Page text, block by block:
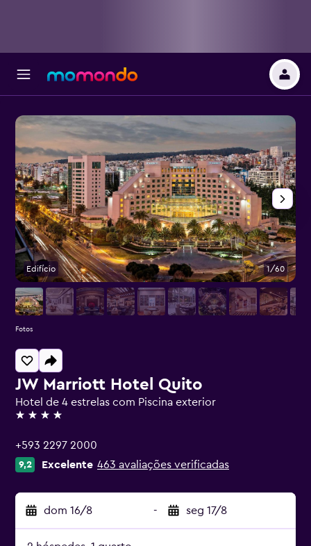
JW Marriott Hotel Quito
Hotel de 4 estrelas com Piscina exterior
4 estrelas
+593 2297 2000
9,2 Excelente 463 avaliações verificadas
dom 16/8 - seg 17/8
Edifício 1/60
Fotos